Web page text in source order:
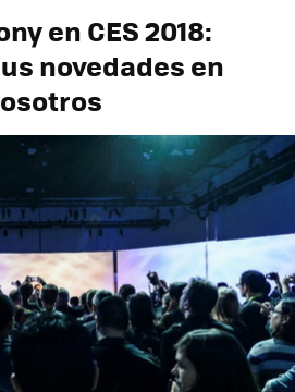
en CES 2018:
novedades en